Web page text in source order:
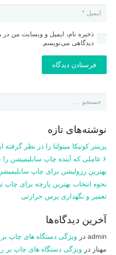
ذخیره نام، ایمیل و وبسایت من در
دیدگاهی می‌نویسم.
فرستادن دیدگاه
نوشته‌های تازه
پرینتر کونیکا مینولتا را در نظر گرفته
۶ عاملی که آینده چاپ سابلیمیشن را شکل می دهد
بهترین رزولیشن برای چاپ
نحوه انتخاب بهترین پارچه برای چاپ
تعمیر و نگهداری پرس حرارتی
آخرین دیدگاه‌ها
admin در ویژگی دستگاه های چاپ
مهناز در ویژگی دستگاه های چاپ بر